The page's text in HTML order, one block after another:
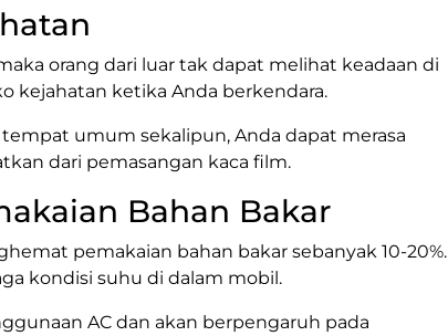
orang dari luar tak dapat melihat keadaan di
kejahatan ketika Anda berkendara.
umum sekalipun, Anda dapat merasa
dari pemasangan kaca film.
Bahan Bakar
pemakaian bahan bakar sebanyak 10-20%.
kondisi suhu di dalam mobil.
AC dan akan berpengaruh pada